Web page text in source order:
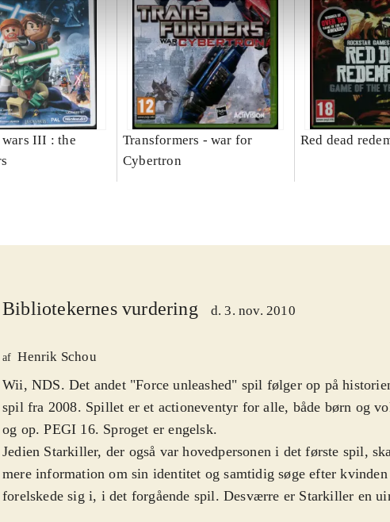
wars III : the
Transformers - war for
Cybertron
Red dead
Bibliotekernes vurdering d. 3. nov. 2010
af Henrik Schou
Wii, NDS. Det andet "Force unleashed" spil følger op på
spil fra 2008. Spillet er et actioneventyr for alle, både børn og
og op. PEGI 16. Sproget er engelsk.
Jedien Starkiller, der også var hovedpersonen i det første spil,
mere information om sin identitet og samtidig søge efter kvinden
forelskede sig i, i det forgående spil. Desværre er Starkiller en